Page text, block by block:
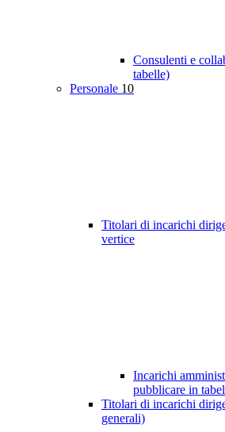
Consulenti e
tabelle)
Personale 10
Titolari di incarichi
vertice
Incarichi
pubblicare in
Titolari di incarichi
generali)